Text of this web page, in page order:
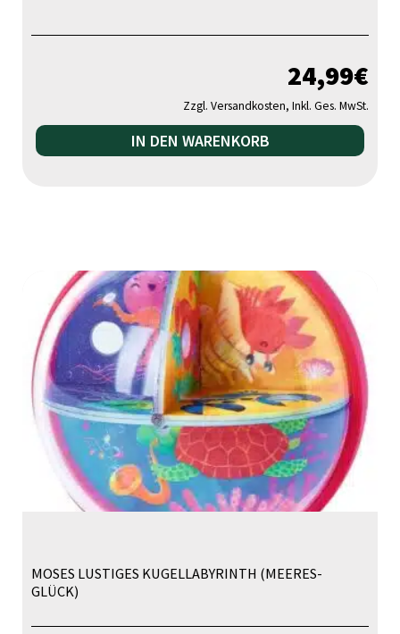
24,99€
Zzgl. Versandkosten, Inkl. Ges. MwSt.
IN DEN WARENKORB
MOSES LUSTIGES KUGELLABYRINTH (MEERES-
GLÜCK)